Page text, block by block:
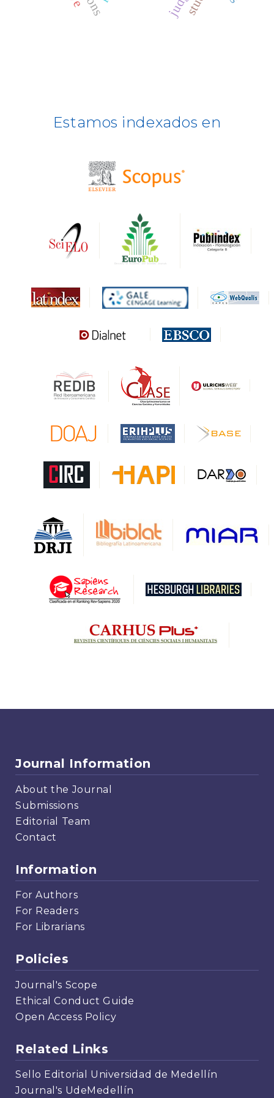
BASE
DARDO
MIAR
Sapiens Research
Gale Cengage Learning
Estamos indexados en
Journal Information
About the Journal
Submissions
Editorial Team
Contact
Information
For Authors
For Readers
For Librarians
Policies
Journal's Scope
Ethical Conduct Guide
Open Access Policy
Related Links
Sello Editorial Universidad de Medellín
Journal's UdeMedellín